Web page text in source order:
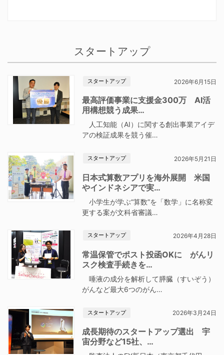
スタートアップ
スタートアップ 2026年6月15日
最高評価事業に支援金300万 AI活
用構想競う成果…
人工知能（AI）に関する創出事業アイデ
アの検証成果を競う催…
スタートアップ 2026年5月21日
日本式算数アプリを海外展開 米国
やインドネシアで実…
小学生が学ぶ“算数”を「数学」に名称変
更する案が文科省審議…
スタートアップ 2026年4月28日
常温保管でポスト投函OKに がんリ
スク検査手続きを…
唾液の成分を解析して膵臓（すいぞう）
がんなど最大6つのがん…
スタートアップ 2026年3月24日
成長期待のスタートアップ選出 宇
宙分野など15社、…